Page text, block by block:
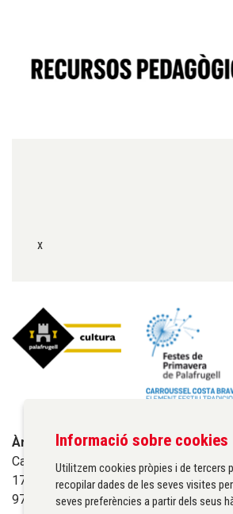
x
Àrea de cultura de l'Ajuntament de
Carrer Santa Margarida, 1
17200 Palafrugell
972 611 172 ·cultura@palafrugell.cat
Informació sobre cookies
Utilitzem cookies pròpies i de tercers
recopilar dades de les seves visites
seves preferències a partir dels seus